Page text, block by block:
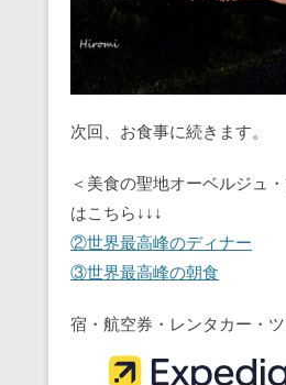
次回、お食事に続きます。
＜美食の聖地オーベルジュ
はこちら↓↓↓
②世界最高峰のディナー
③世界最高峰の朝食
宿・航空券・レンタカー・